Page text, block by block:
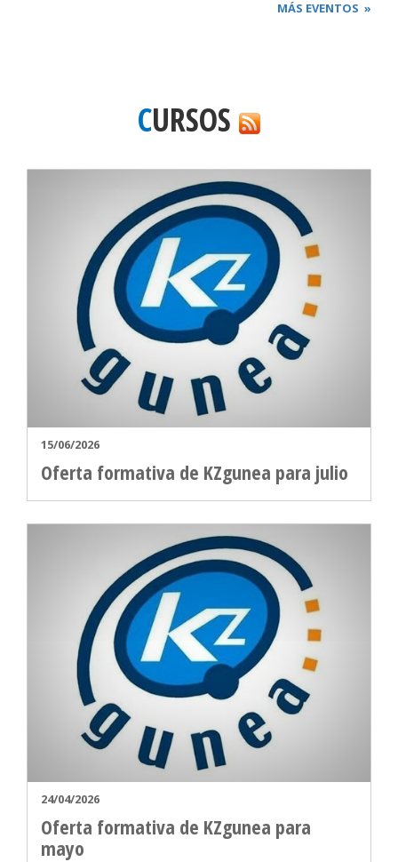
MÁS EVENTOS »
CURSOS
15/06/2026
Oferta formativa de KZgunea para julio
24/04/2026
Oferta formativa de KZgunea para
mayo